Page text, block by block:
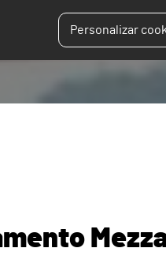
Personalizar